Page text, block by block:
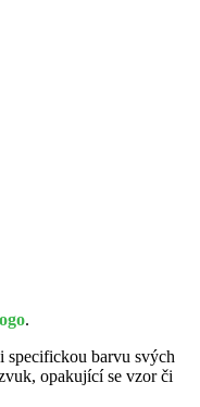
.
specifickou barvu svých
opakující se vzor či